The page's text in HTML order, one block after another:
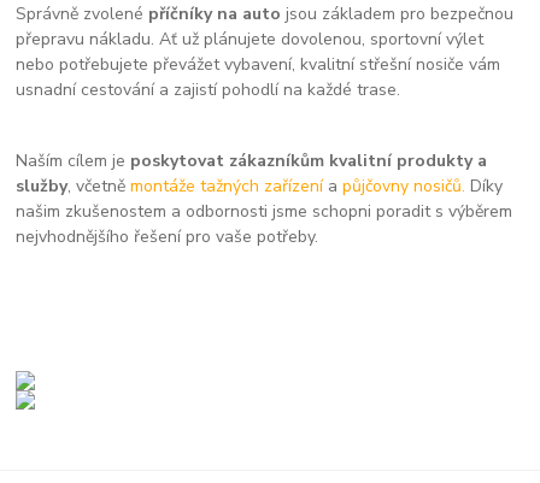
Správně zvolené příčníky na auto jsou základem pro bezpečnou
přepravu nákladu. Ať už plánujete dovolenou, sportovní výlet
nebo potřebujete převážet vybavení, kvalitní střešní nosiče vám
usnadní cestování a zajistí pohodlí na každé trase.
Naším cílem je poskytovat zákazníkům kvalitní produkty a
služby, včetněmontáže tažných zařízení apůjčovny nosičů. Díky
našim zkušenostem a odbornosti jsme schopni poradit s výběrem
nejvhodnějšího řešení pro vaše potřeby.